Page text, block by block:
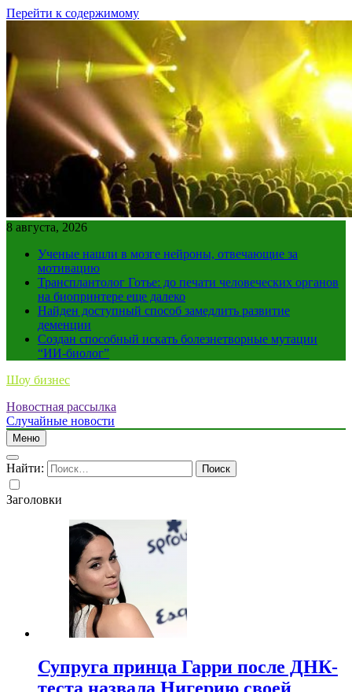
Перейти к содержимому
8 августа, 2026
Ученые нашли в мозге нейроны, отвечающие за
мотивацию
Трансплантолог Готье: до печати человеческих органов
на биопринтере еще далеко
Найден доступный способ замедлить развитие
деменции
Создан способный искать болезнетворные мутации
“ИИ-биолог”
Шоу бизнес
Новостная рассылка
Случайные новости
Меню
Найти:
Заголовки
Супруга принца Гарри после ДНК-